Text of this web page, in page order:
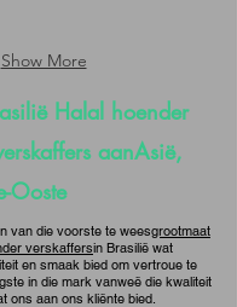
Show More
Halal hoender
aanAsië,
Ooste
van die voorste te weesgrootmaat
verskaffersin Brasilië wat
en smaak bied om vertroue te
in die mark vanweë die kwaliteit
ons aan ons kliënte bied.